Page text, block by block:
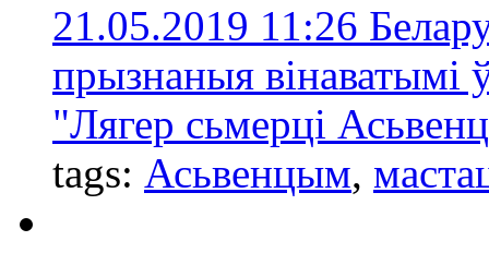
21.05.2019 11:26
прызнаныя вінаватымі
"Лягер сьмерці
tags: Асьвенцым,